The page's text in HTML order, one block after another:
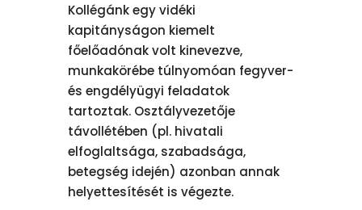
Kollégánk egy vidéki
kapitányságon kiemelt
főelőadónak volt kinevezve,
munkakörébe túlnyomóan fegyver-
és engdélyügyi feladatok
tartoztak. Osztályvezetője
távollétében (pl. hivatali
elfoglaltsága, szabadsága,
betegség idején) azonban annak
helyettesítését is végezte.